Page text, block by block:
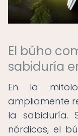
El búho
sabiduría
En la
ampliamente
la sabiduría.
nórdicos, el